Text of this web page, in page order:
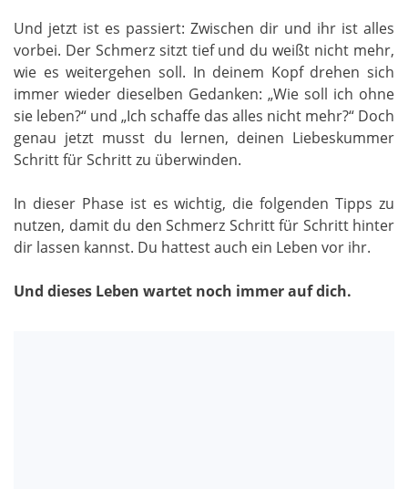
Und jetzt ist es passiert: Zwischen dir und ihr ist alles
vorbei. Der Schmerz sitzt tief und du weißt nicht mehr,
wie es weitergehen soll. In deinem Kopf drehen sich
immer wieder dieselben Gedanken: „Wie soll ich ohne
sie leben?“ und „Ich schaffe das alles nicht mehr?“ Doch
genau jetzt musst du lernen, deinen Liebeskummer
Schritt für Schritt zu überwinden.
In dieser Phase ist es wichtig, die folgenden Tipps zu
nutzen, damit du den Schmerz Schritt für Schritt hinter
dir lassen kannst. Du hattest auch ein Leben vor ihr.
Und dieses Leben wartet noch immer auf dich.